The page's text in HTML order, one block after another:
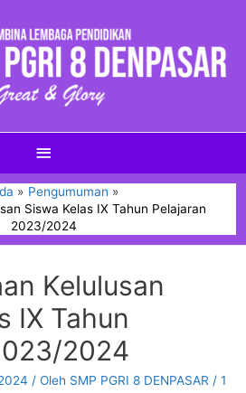
Pengumuman
Siswa Kelas IX Tahun Pelajaran
2023/2024
Kelulusan
IX Tahun
2024
/ Oleh SMP PGRI 8 DENPASAR / 1